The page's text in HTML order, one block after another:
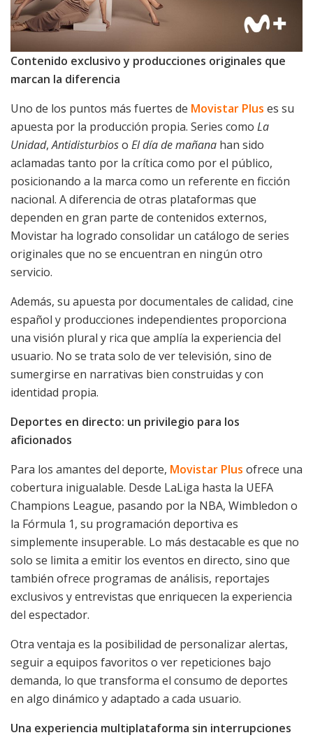
Contenido exclusivo y producciones originales que
marcan la diferencia
Uno de los puntos más fuertes de Movistar Plus es su
apuesta por la producción propia. Series como La
Unidad,Antidisturbioso El día de mañana han sido
aclamadas tanto por la crítica como por el público,
posicionando a la marca como un referente en ficción
nacional. A diferencia de otras plataformas que
dependen en gran parte de contenidos externos,
Movistar ha logrado consolidar un catálogo de series
originales que no se encuentran en ningún otro
servicio.
Además, su apuesta por documentales de calidad, cine
español y producciones independientes proporciona
una visión plural y rica que amplía la experiencia del
usuario. No se trata solo de ver televisión, sino de
sumergirse en narrativas bien construidas y con
identidad propia.
Deportes en directo: un privilegio para los
aficionados
Para los amantes del deporte, Movistar Plus ofrece una
cobertura inigualable. Desde LaLiga hasta la UEFA
Champions League, pasando por la NBA, Wimbledon o
la Fórmula 1, su programación deportiva es
simplemente insuperable. Lo más destacable es que no
solo se limita a emitir los eventos en directo, sino que
también ofrece programas de análisis, reportajes
exclusivos y entrevistas que enriquecen la experiencia
del espectador.
Otra ventaja es la posibilidad de personalizar alertas,
seguir a equipos favoritos o ver repeticiones bajo
demanda, lo que transforma el consumo de deportes
en algo dinámico y adaptado a cada usuario.
Una experiencia multiplataforma sin interrupciones